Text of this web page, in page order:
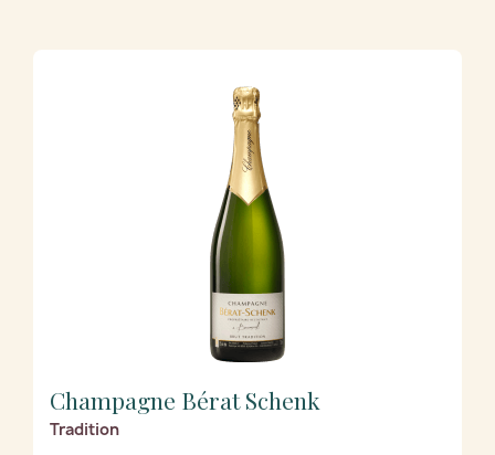
Champagne Bérat Schenk
Tradition